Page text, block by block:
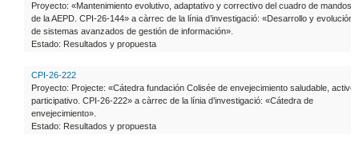
Proyecto: «Mantenimiento evolutivo, adaptativo y correctivo del cuadro de mandos
de la AEPD. CPI-26-144» a càrrec de la línia d’investigació: «Desarrollo y evolución
de sistemas avanzados de gestión de información».
Estado: Resultados y propuesta
CPI-26-222
Proyecto: Projecte: «Cátedra fundación Colisée de envejecimiento saludable, activo
participativo. CPI-26-222» a càrrec de la línia d’investigació: «Cátedra de
envejecimiento».
Estado: Resultados y propuesta